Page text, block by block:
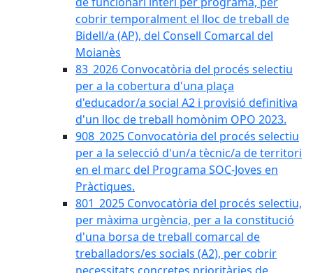
cobrir temporalment el lloc de treball de
Bidell/a (AP), del Consell Comarcal del
Moianès
83_2026 Convocatòria del procés selectiu
per a la cobertura d'una plaça
d'educador/a social A2 i provisió definitiva
d'un lloc de treball homònim OPO 2023.
908_2025 Convocatòria del procés selectiu
per a la selecció d'un/a tècnic/a de territori
en el marc del Programa SOC-Joves en
Pràctiques.
801_2025 Convocatòria del procés selectiu,
per màxima urgència, per a la constitució
d'una borsa de treball comarcal de
treballadors/es socials (A2), per cobrir